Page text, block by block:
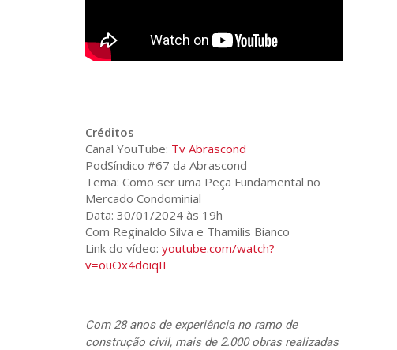
Créditos
Canal YouTube: Tv Abrascond
PodSíndico #67 da Abrascond
Tema: Como ser uma Peça Fundamental no
Mercado Condominial
Data: 30/01/2024 às 19h
Com Reginaldo Silva e Thamilis Bianco
Link do vídeo: youtube.com/watch?
v=ouOx4doiqII
Com 28 anos de experiência no ramo de
construção civil, mais de 2.000 obras realizadas